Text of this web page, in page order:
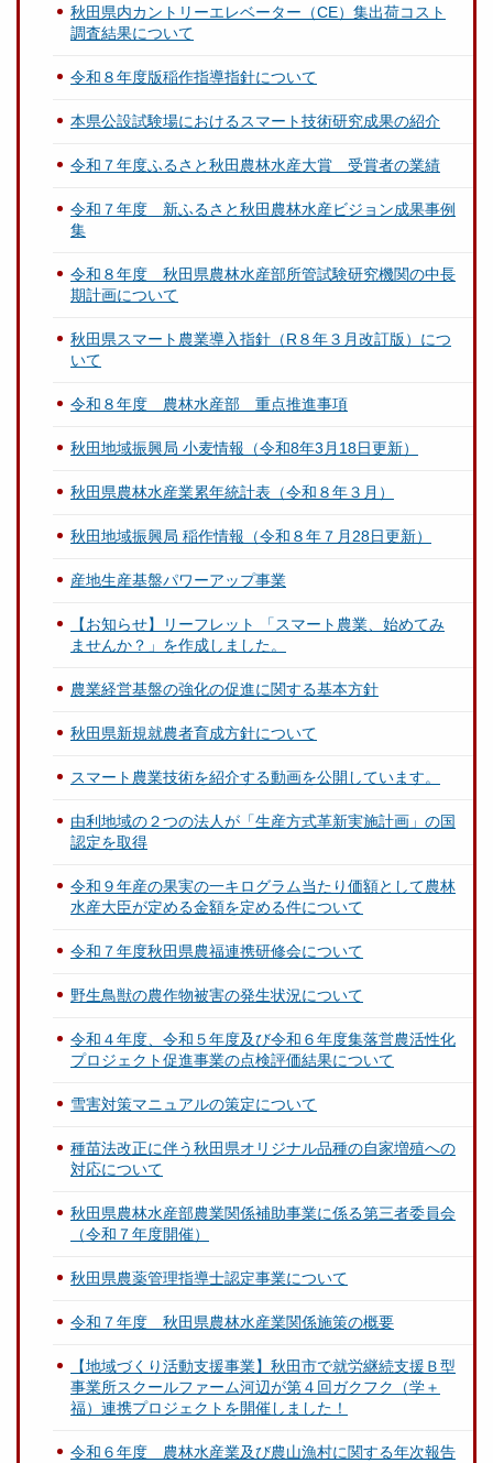
秋田県内カントリーエレベーター（CE）集出荷コスト
調査結果について
令和８年度版稲作指導指針について
本県公設試験場におけるスマート技術研究成果の紹介
令和７年度ふるさと秋田農林水産大賞 受賞者の業績
令和７年度 新ふるさと秋田農林水産ビジョン成果事例
集
令和８年度 秋田県農林水産部所管試験研究機関の中長
期計画について
秋田県スマート農業導入指針（R８年３月改訂版）につ
いて
令和８年度 農林水産部 重点推進事項
秋田地域振興局 小麦情報（令和8年3月18日更新）
秋田県農林水産業累年統計表（令和８年３月）
秋田地域振興局 稲作情報（令和８年７月28日更新）
産地生産基盤パワーアップ事業
【お知らせ】リーフレット 「スマート農業、始めてみ
ませんか？」を作成しました。
農業経営基盤の強化の促進に関する基本方針
秋田県新規就農者育成方針について
スマート農業技術を紹介する動画を公開しています。
由利地域の２つの法人が「生産方式革新実施計画」の国
認定を取得
令和９年産の果実の一キログラム当たり価額として農林
水産大臣が定める金額を定める件について
令和７年度秋田県農福連携研修会について
野生鳥獣の農作物被害の発生状況について
令和４年度、令和５年度及び令和６年度集落営農活性化
プロジェクト促進事業の点検評価結果について
雪害対策マニュアルの策定について
種苗法改正に伴う秋田県オリジナル品種の自家増殖への
対応について
秋田県農林水産部農業関係補助事業に係る第三者委員会
（令和７年度開催）
秋田県農薬管理指導士認定事業について
令和７年度 秋田県農林水産業関係施策の概要
【地域づくり活動支援事業】秋田市で就労継続支援Ｂ型
事業所スクールファーム河辺が第４回ガクフク（学＋
福）連携プロジェクトを開催しました！
令和６年度 農林水産業及び農山漁村に関する年次報告